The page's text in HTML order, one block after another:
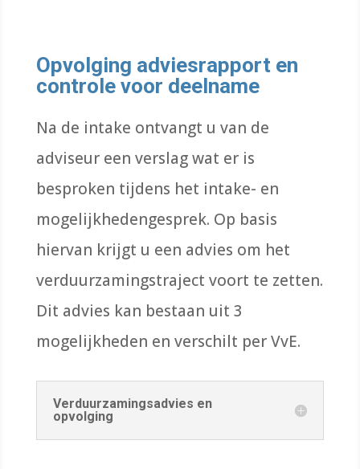
Opvolging adviesrapport en
controle voor deelname
Na de intake ontvangt u van de
adviseur een verslag wat er is
besproken tijdens het intake- en
mogelijkhedengesprek. Op basis
hiervan krijgt u een advies om het
verduurzamingstraject voort te zetten.
Dit advies kan bestaan uit 3
mogelijkheden en verschilt per VvE.
Verduurzamingsadvies en
opvolging